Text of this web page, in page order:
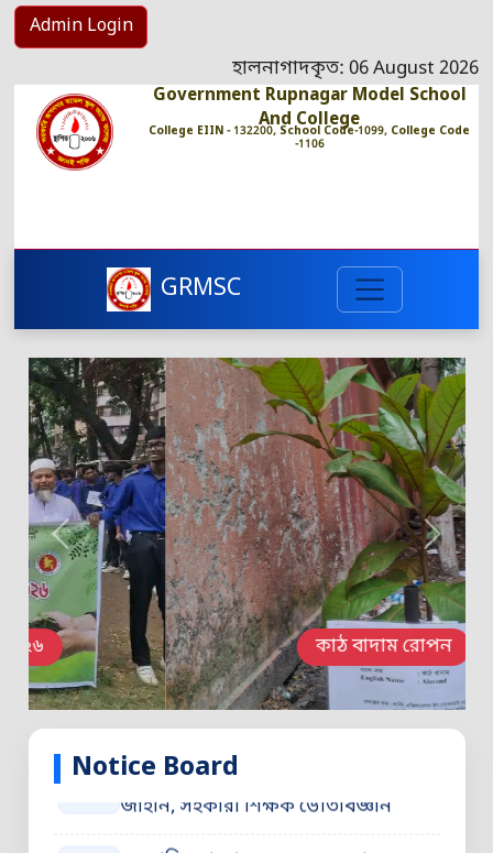
Admin Login
হালনাগাদকৃত: 06 August 2026
Government Rupnagar Model School
And College
College EIIN - 132200, School Code-1099, College Code
-1106
GRMSC
কাঠ বাদাম রোপন
Notice Board
Aug
অনাপত্তি সনদ (NOC) জনাব সিফাত
জাহান, সহকারী শিক্ষক ভৌতবিজ্ঞান